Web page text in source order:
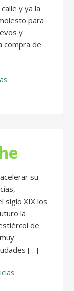
y ya la
para
y
compra de
su
siglo XIX los
la
de
[…]